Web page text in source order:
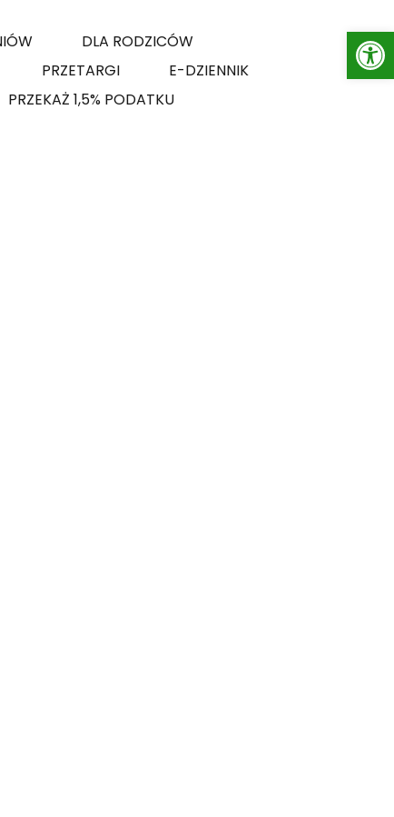
DLA RODZICÓW
PRZETARGI
E-DZIENNIK
PRZEKAŻ 1,5% PODATKU